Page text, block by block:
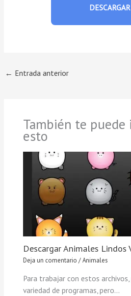
DESCARGAR
← Entrada anterior
También te puede
esto
Descargar Animales Lindos
Deja un comentario /Animales
Para trabajar con estos archivos,
variedad de programas, pero…